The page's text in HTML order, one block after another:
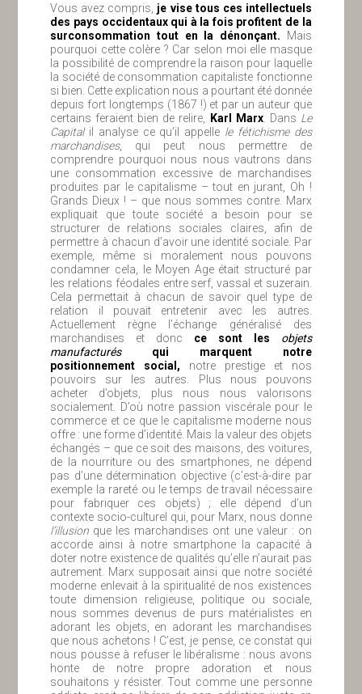
Vous avez compris, je vise tous ces intellectuels
des pays occidentaux qui à la fois profitent de la
surconsommation tout en la dénonçant. Mais
pourquoi cette colère ? Car selon moi elle masque
la possibilité de comprendre la raison pour laquelle
la société de consommation capitaliste fonctionne
si bien. Cette explication nous a pourtant été donnée
depuis fort longtemps (1867 !) et par un auteur que
certains feraient bien de relire, Karl Marx. Dans Le
Capitalil analyse ce qu’il appelle le fétichisme des
marchandises, qui peut nous permettre de
comprendre pourquoi nous nous vautrons dans
une consommation excessive de marchandises
produites par le capitalisme – tout en jurant, Oh !
Grands Dieux ! – que nous sommes contre. Marx
expliquait que toute société a besoin pour se
structurer de relations sociales claires, afin de
permettre à chacun d’avoir une identité sociale. Par
exemple, même si moralement nous pouvons
condamner cela, le Moyen Age était structuré par
les relations féodales entre serf, vassal et suzerain.
Cela permettait à chacun de savoir quel type de
relation il pouvait entretenir avec les autres.
Actuellement règne l’échange généralisé des
marchandises et donc ce sont les objets
manufacturésqui marquent notre
positionnement social, notre prestige et nos
pouvoirs sur les autres. Plus nous pouvons
acheter d’objets, plus nous nous valorisons
socialement. D’où notre passion viscérale pour le
commerce et ce que le capitalisme moderne nous
offre : une forme d’identité. Mais la valeur des objets
échangés – que ce soit des maisons, des voitures,
de la nourriture ou des smartphones, ne dépend
pas d’une détermination objective (c’est-à-dire par
exemple la rareté ou le temps de travail nécessaire
pour fabriquer ces objets) ; elle dépend d’un
contexte socio-culturel qui, pour Marx, nous donne
l’illusion que les marchandises ont une valeur : on
accorde ainsi à notre smartphone la capacité à
doter notre existence de qualités qu’elle n’aurait pas
autrement. Marx supposait ainsi que notre société
moderne enlevait à la spiritualité de nos existences
toute dimension religieuse, politique ou sociale,
nous sommes devenus de purs matérialistes en
adorant les objets, en adorant les marchandises
que nous achetons ! C’est, je pense, ce constat qui
nous pousse à refuser le libéralisme : nous avons
honte de notre propre adoration et nous
souhaitons y résister. Tout comme une personne